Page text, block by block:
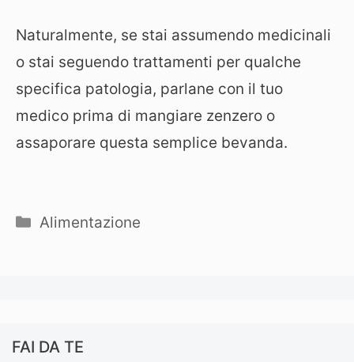
Naturalmente, se stai assumendo medicinali
o stai seguendo trattamenti per qualche
specifica patologia, parlane con il tuo
medico prima di mangiare zenzero o
assaporare questa semplice bevanda.
Categorie
Alimentazione
FAI DA TE